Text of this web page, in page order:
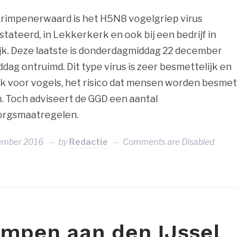
is het H5N8 vogelgriep virus
in Lekkerkerk en ook bij een bedrijf in
Deze laatste is donderdagmiddag 22 december
ontruimd. Dit type virus is zeer besmettelijk en
voor vogels, het risico dat mensen worden besmet
Toch adviseert de GGD een aantal
2016 byRedactie Comments are Disabled